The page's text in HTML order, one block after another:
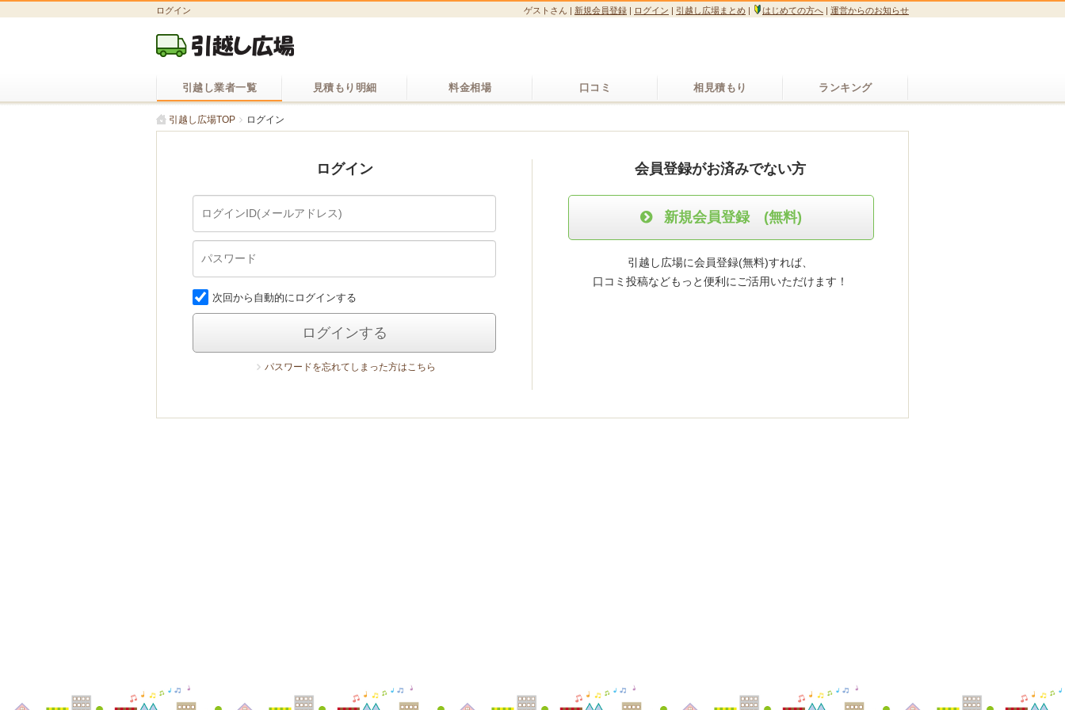
ログイン ゲストさん | 新規会員登録 | ログイン | 引越し広場まとめ | はじめての方へ | 運営からのお知らせ
引越し業者一覧 見積もり明細 料金相場 口コミ 相見積もり ランキング
引越し広場TOP ログイン
ログイン
次回から自動的にログインする
ログインする
パスワードを忘れてしまった方はこちら
会員登録がお済みでない方
新規会員登録 (無料)
引越し広場に会員登録(無料)すれば、
口コミ投稿などもっと便利にご活用いただけます！